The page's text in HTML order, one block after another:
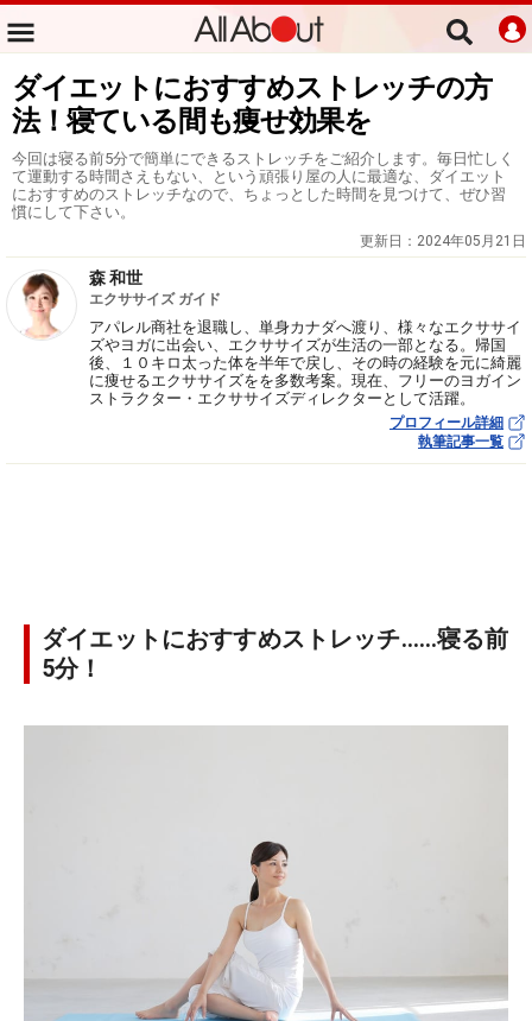
ダイエットにおすすめストレッチの方
法！寝ている間も痩せ効果を
今回は寝る前5分で簡単にできるストレッチをご紹介します。毎日忙しく
て運動する時間さえもない、という頑張り屋の人に最適な、ダイエット
におすすめのストレッチなので、ちょっとした時間を見つけて、ぜひ習
慣にして下さい。
更新日： 2024年05月21日
森 和世
エクササイズ ガイド
アパレル商社を退職し、単身カナダへ渡り、様々なエクササイ
ズやヨガに出会い、エクササイズが生活の一部となる。帰国
後、１０キロ太った体を半年で戻し、その時の経験を元に綺麗
に痩せるエクササイズをを多数考案。現在、フリーのヨガイン
ストラクター・エクササイズディレクターとして活躍。
プロフィール詳細
執筆記事一覧
ダイエットにおすすめストレッチ……寝る前
5分！